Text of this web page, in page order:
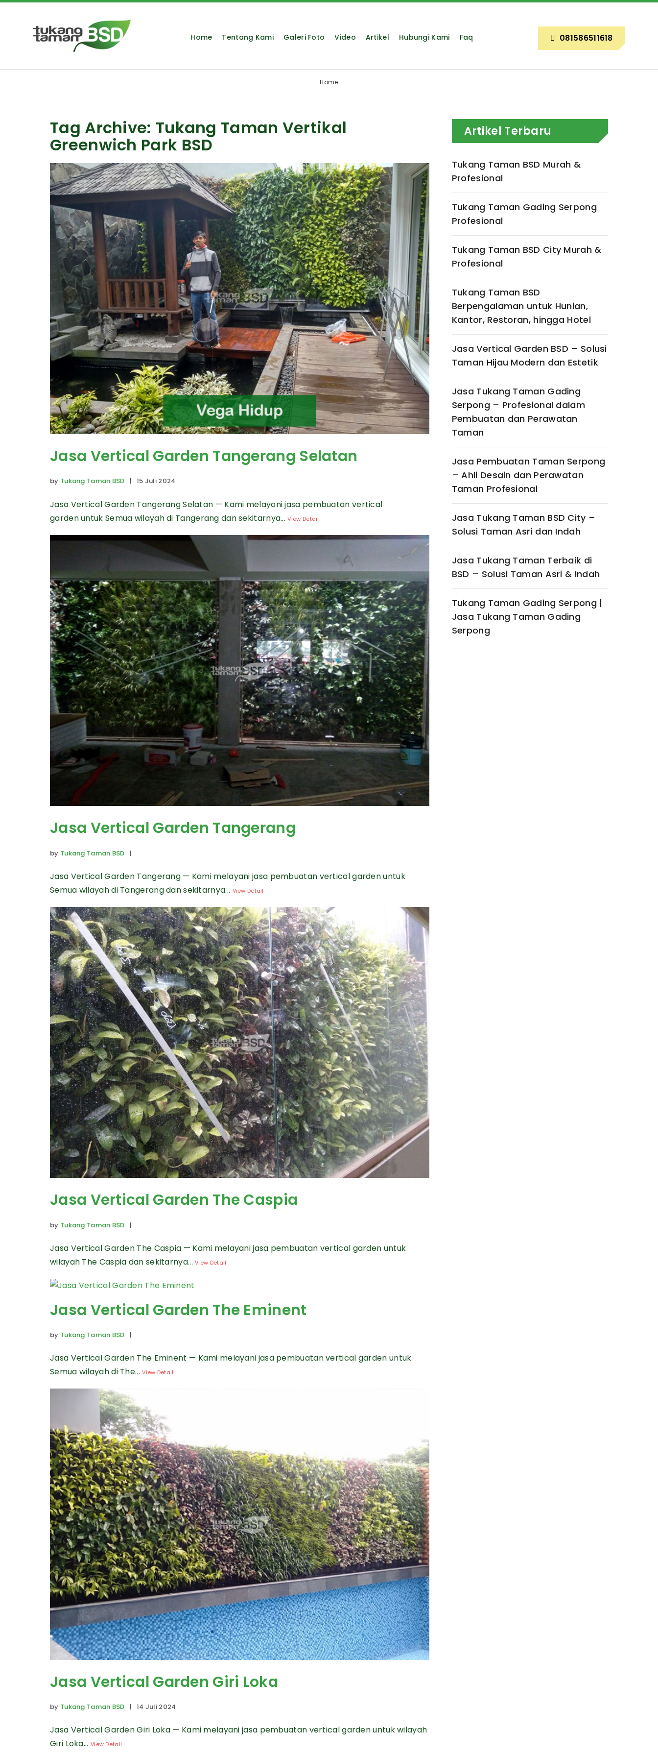
081586511618
Home Tentang Kami Galeri Foto Video Artikel Hubungi Kami Faq
Home
Tag Archive: Tukang Taman Vertikal
Greenwich Park BSD
Jasa Vertical Garden Tangerang Selatan
by Tukang Taman BSD | 15 Juli 2024
Jasa Vertical Garden Tangerang Selatan — Kami melayani jasa pembuatan vertical
garden untuk Semua wilayah di Tangerang dan sekitarnya...View Detail
Jasa Vertical Garden Tangerang
by Tukang Taman BSD |
Jasa Vertical Garden Tangerang — Kami melayani jasa pembuatan vertical garden untuk
Semua wilayah di Tangerang dan sekitarnya... View Detail
Jasa Vertical Garden The Caspia
by Tukang Taman BSD |
Jasa Vertical Garden The Caspia — Kami melayani jasa pembuatan vertical garden untuk
wilayah The Caspia dan sekitarnya...View Detail
Jasa Vertical Garden The Eminent
by Tukang Taman BSD |
Jasa Vertical Garden The Eminent — Kami melayani jasa pembuatan vertical garden untuk
Semua wilayah di The...View Detail
Jasa Vertical Garden Giri Loka
by Tukang Taman BSD | 14 Juli 2024
Jasa Vertical Garden Giri Loka — Kami melayani jasa pembuatan vertical garden untuk wilayah
Giri Loka... View Detail
Artikel Terbaru
Tukang Taman BSD Murah &
Profesional
Tukang Taman Gading Serpong
Profesional
Tukang Taman BSD City Murah &
Profesional
Tukang Taman BSD
Berpengalaman untuk Hunian,
Kantor, Restoran, hingga Hotel
Jasa Vertical Garden BSD – Solusi
Taman Hijau Modern dan Estetik
Jasa Tukang Taman Gading
Serpong – Profesional dalam
Pembuatan dan Perawatan
Taman
Jasa Pembuatan Taman Serpong
– Ahli Desain dan Perawatan
Taman Profesional
Jasa Tukang Taman BSD City –
Solusi Taman Asri dan Indah
Jasa Tukang Taman Terbaik di
BSD – Solusi Taman Asri & Indah
Tukang Taman Gading Serpong |
Jasa Tukang Taman Gading
Serpong